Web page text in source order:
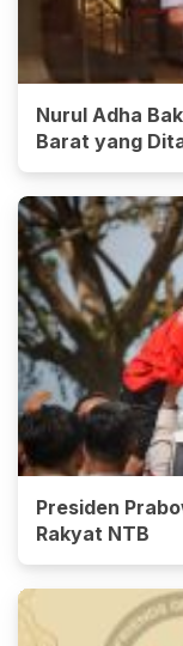
Nurul Adha
Barat yang
Presiden
Rakyat NTB